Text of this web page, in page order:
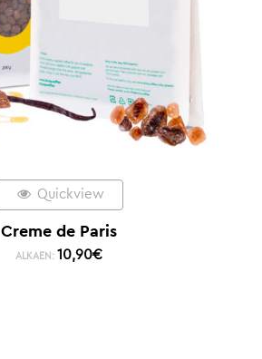
Quickview
Creme de Paris
ALKAEN: 10,90€